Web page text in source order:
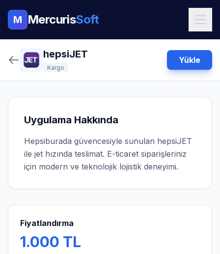
M MercurisSoft
hepsiJET
Kargo
Yükle
Uygulama Hakkında
Hepsiburada güvencesiyle sunulan hepsiJET
ile jet hızında teslimat. E-ticaret siparişleriniz
için modern ve teknolojik lojistik deneyimi.
Fiyatlandırma
1.000 TL